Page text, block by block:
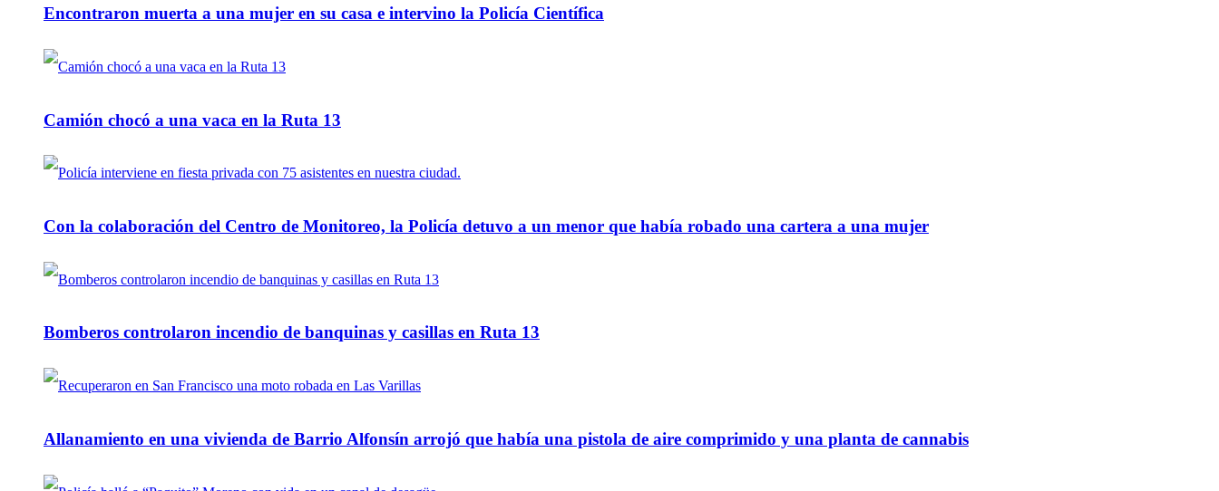
Encontraron muerta a una mujer en su casa e intervino la Policía Científica
Camión chocó a una vaca en la Ruta 13
Con la colaboración del Centro de Monitoreo, la Policía detuvo a un menor que había robado una cartera a una mujer
Bomberos controlaron incendio de banquinas y casillas en Ruta 13
Allanamiento en una vivienda de Barrio Alfonsín arrojó que había una pistola de aire comprimido y una planta de cannabis